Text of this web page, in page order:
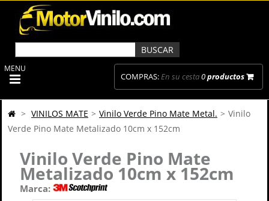
COMPRAS:En su cesta0productos
MENU
> VINILOS MATE > Vinilo Verde Pino Mate Metal. > Vinilo
Verde Pino Mate Metalizado 10cm x 152cm
Vinilo Verde Pino Mate
Metalizado 10cm x 152cm
Marca: